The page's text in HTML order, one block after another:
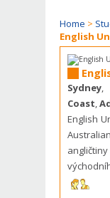
Home >
English
Sydney,
Coast,
English